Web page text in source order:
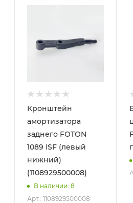
Кронштейн
амортизатора
заднего FOTON
1089 ISF (левый
нижний)
(1108929500008)
В наличии: 8
Арт.: 1108929500008